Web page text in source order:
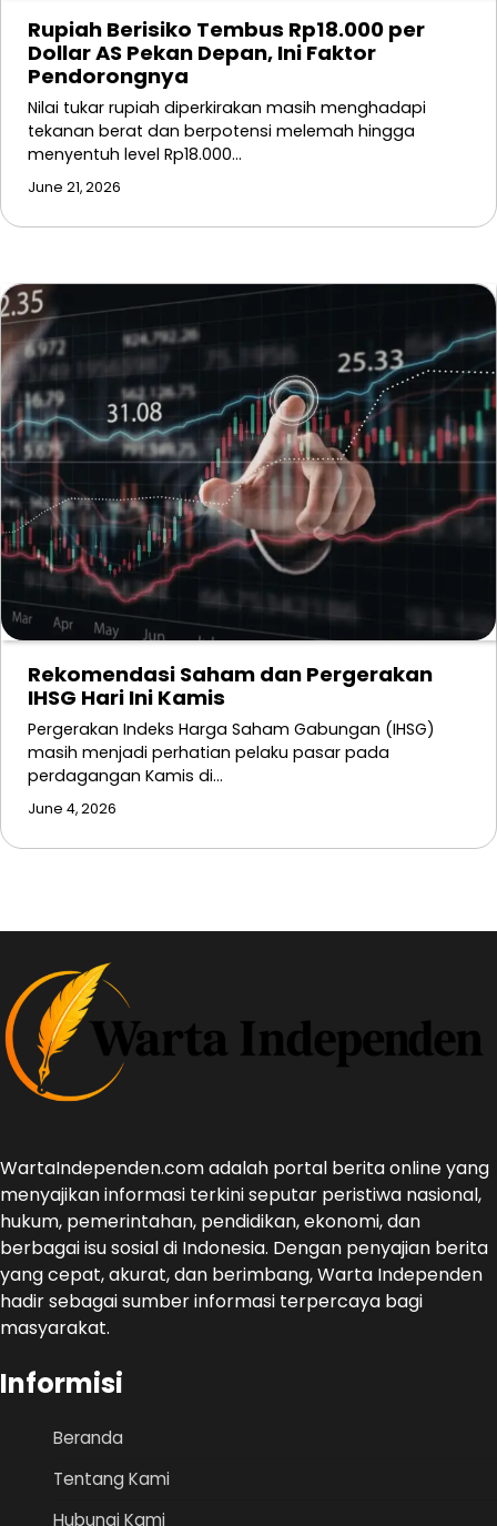
Rupiah Berisiko Tembus Rp18.000 per
Dollar AS Pekan Depan, Ini Faktor
Pendorongnya
Nilai tukar rupiah diperkirakan masih menghadapi
tekanan berat dan berpotensi melemah hingga
menyentuh level Rp18.000…
June 21, 2026
Rekomendasi Saham dan Pergerakan
IHSG Hari Ini Kamis
Pergerakan Indeks Harga Saham Gabungan (IHSG)
masih menjadi perhatian pelaku pasar pada
perdagangan Kamis di…
June 4, 2026
WartaIndependen.com adalah portal berita online yang
menyajikan informasi terkini seputar peristiwa nasional,
hukum, pemerintahan, pendidikan, ekonomi, dan
berbagai isu sosial di Indonesia. Dengan penyajian berita
yang cepat, akurat, dan berimbang, Warta Independen
hadir sebagai sumber informasi terpercaya bagi
masyarakat.
Informisi
Beranda
Tentang Kami
Hubungi Kami